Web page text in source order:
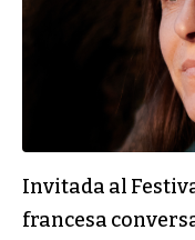
Invitada al
francesa